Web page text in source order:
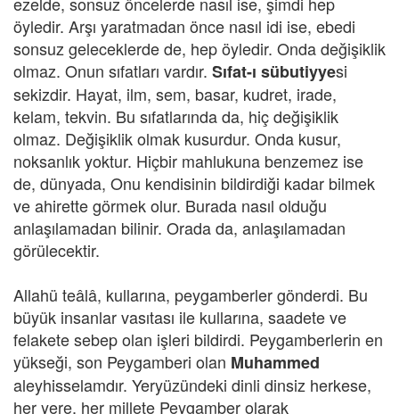
öyledir. Arşı yaratmadan önce nasıl idi ise, ebedi
sonsuz geleceklerde de, hep öyledir. Onda değişiklik
olmaz. Onun sıfatları vardır. Sıfat-ı sübutiyyesi
sekizdir. Hayat, ilm, sem, basar, kudret, irade,
kelam, tekvin. Bu sıfatlarında da, hiç değişiklik
olmaz. Değişiklik olmak kusurdur. Onda kusur,
noksanlık yoktur. Hiçbir mahlukuna benzemez ise
de, dünyada, Onu kendisinin bildirdiği kadar bilmek
ve ahirette görmek olur. Burada nasıl olduğu
anlaşılamadan bilinir. Orada da, anlaşılamadan
görülecektir.
Allahü teâlâ, kullarına, peygamberler gönderdi. Bu
büyük insanlar vasıtası ile kullarına, saadete ve
felakete sebep olan işleri bildirdi. Peygamberlerin en
yükseği, son Peygamberi olan Muhammed
aleyhisselamdır. Yeryüzündeki dinli dinsiz herkese,
her yere, her millete Peygamber olarak